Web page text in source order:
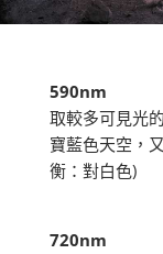
590nm
取較多可見光
寶藍色天空，
衡：對白色)
720nm